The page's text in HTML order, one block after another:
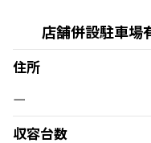
店舗併設駐車場
住所
ー
収容台数